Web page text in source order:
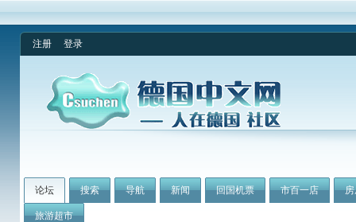
注册 登录
论坛 搜索 导航 新闻 回国机票 市百一店
旅游超市